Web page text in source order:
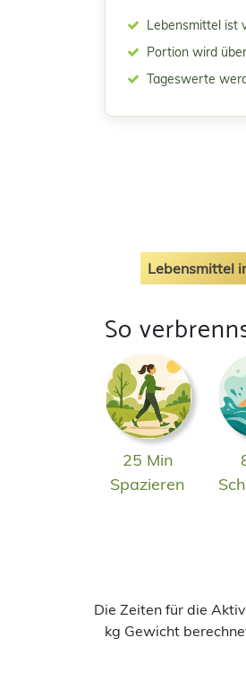
Lebensmittel ist
Portion wird
Tageswerte
Lebensmittel
So
25 Min
Spazieren
Die Zeiten für die
kg Gewicht